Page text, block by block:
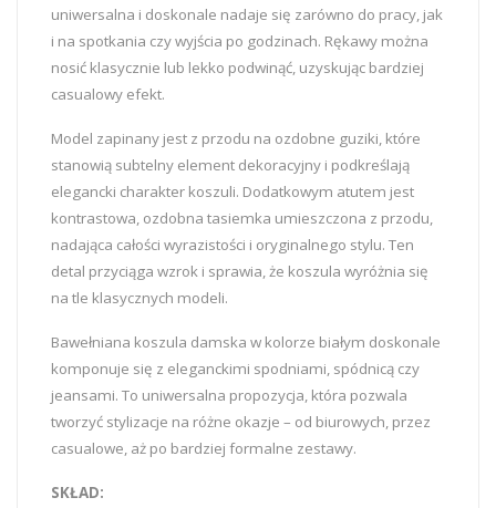
uniwersalna i doskonale nadaje się zarówno do pracy, jak
i na spotkania czy wyjścia po godzinach. Rękawy można
nosić klasycznie lub lekko podwinąć, uzyskując bardziej
casualowy efekt.
Model zapinany jest z przodu na ozdobne guziki, które
stanowią subtelny element dekoracyjny i podkreślają
elegancki charakter koszuli. Dodatkowym atutem jest
kontrastowa, ozdobna tasiemka umieszczona z przodu,
nadająca całości wyrazistości i oryginalnego stylu. Ten
detal przyciąga wzrok i sprawia, że koszula wyróżnia się
na tle klasycznych modeli.
Bawełniana koszula damska w kolorze białym doskonale
komponuje się z eleganckimi spodniami, spódnicą czy
jeansami. To uniwersalna propozycja, która pozwala
tworzyć stylizacje na różne okazje – od biurowych, przez
casualowe, aż po bardziej formalne zestawy.
SKŁAD: